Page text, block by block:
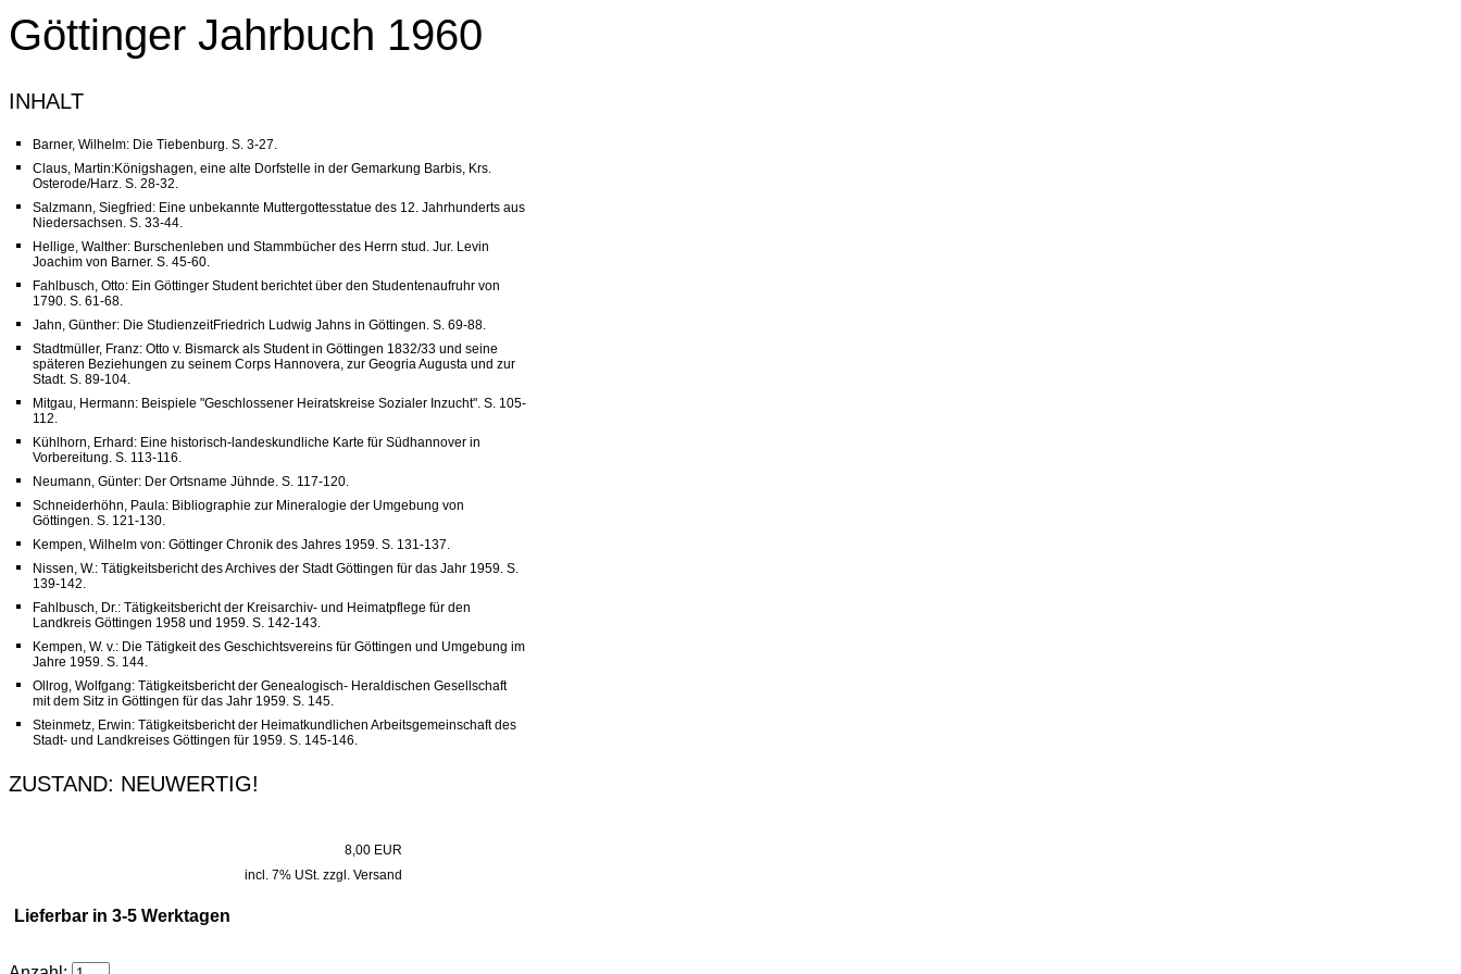
Göttinger Jahrbuch 1960
INHALT
Barner, Wilhelm: Die Tiebenburg. S. 3-27.
Claus, Martin:Königshagen, eine alte Dorfstelle in der Gemarkung Barbis, Krs.
Osterode/Harz. S. 28-32.
Salzmann, Siegfried: Eine unbekannte Muttergottesstatue des 12. Jahrhunderts aus
Niedersachsen. S. 33-44.
Hellige, Walther: Burschenleben und Stammbücher des Herrn stud. Jur. Levin
Joachim von Barner. S. 45-60.
Fahlbusch, Otto: Ein Göttinger Student berichtet über den Studentenaufruhr von
1790. S. 61-68.
Jahn, Günther: Die StudienzeitFriedrich Ludwig Jahns in Göttingen. S. 69-88.
Stadtmüller, Franz: Otto v. Bismarck als Student in Göttingen 1832/33 und seine
späteren Beziehungen zu seinem Corps Hannovera, zur Geogria Augusta und zur
Stadt. S. 89-104.
Mitgau, Hermann: Beispiele "Geschlossener Heiratskreise Sozialer Inzucht". S. 105-
112.
Kühlhorn, Erhard: Eine historisch-landeskundliche Karte für Südhannover in
Vorbereitung. S. 113-116.
Neumann, Günter: Der Ortsname Jühnde. S. 117-120.
Schneiderhöhn, Paula: Bibliographie zur Mineralogie der Umgebung von
Göttingen. S. 121-130.
Kempen, Wilhelm von: Göttinger Chronik des Jahres 1959. S. 131-137.
Nissen, W.: Tätigkeitsbericht des Archives der Stadt Göttingen für das Jahr 1959. S.
139-142.
Fahlbusch, Dr.: Tätigkeitsbericht der Kreisarchiv- und Heimatpflege für den
Landkreis Göttingen 1958 und 1959. S. 142-143.
Kempen, W. v.: Die Tätigkeit des Geschichtsvereins für Göttingen und Umgebung im
Jahre 1959. S. 144.
Ollrog, Wolfgang: Tätigkeitsbericht der Genealogisch- Heraldischen Gesellschaft
mit dem Sitz in Göttingen für das Jahr 1959. S. 145.
Steinmetz, Erwin: Tätigkeitsbericht der Heimatkundlichen Arbeitsgemeinschaft des
Stadt- und Landkreises Göttingen für 1959. S. 145-146.
ZUSTAND: NEUWERTIG!
8,00 EUR
incl. 7% USt. zzgl. Versand
Lieferbar in 3-5 Werktagen